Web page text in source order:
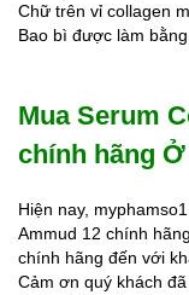
Chữ trên vỉ collagen
Bao bì được làm
Mua Serum
chính hãng
Hiện nay,
Ammud 12 chính
chính hãng đến với
Cảm ơn quý khách